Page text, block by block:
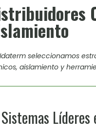
Idaterm seleccionamos
aislamiento y
Sistemas Líderes